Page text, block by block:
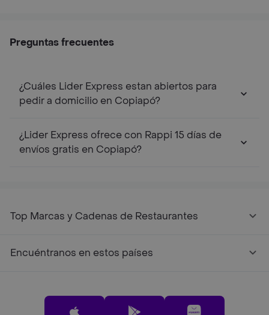
Preguntas frecuentes
¿Cuáles Lider Express estan abiertos para
pedir a domicilio en Copiapó?
¿Lider Express ofrece con Rappi 15 días de
envíos gratis en Copiapó?
Top Marcas y Cadenas de Restaurantes
Encuéntranos en estos países